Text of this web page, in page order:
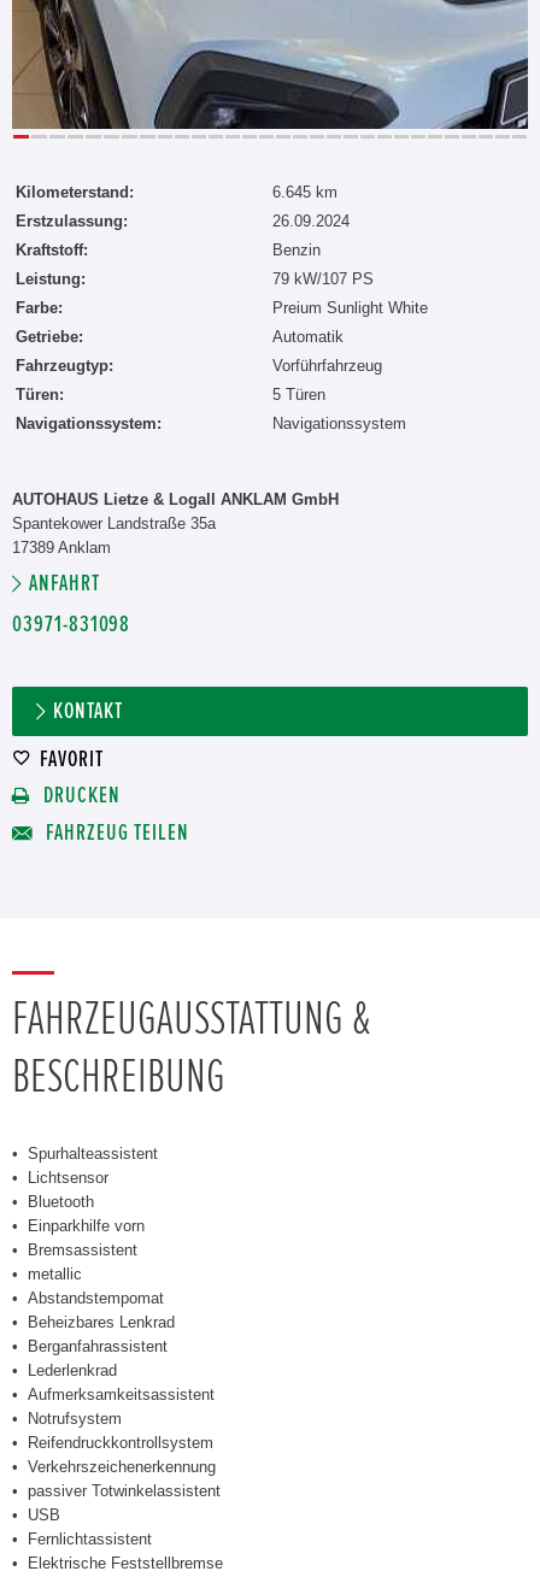
Kilometerstand:
6.645 km
Erstzulassung:
26.09.2024
Kraftstoff:
Benzin
Leistung:
79 kW/107 PS
Farbe:
Preium Sunlight White
Getriebe:
Automatik
Fahrzeugtyp:
Vorführfahrzeug
Türen:
5 Türen
Navigationssystem:
Navigationssystem
AUTOHAUS Lietze & Logall ANKLAM GmbH
Spantekower Landstraße 35a
17389 Anklam
ANFAHRT
03971-831098
KONTAKT
FAVORIT
DRUCKEN
FAHRZEUG TEILEN
FAHRZEUGAUSSTATTUNG &
BESCHREIBUNG
Spurhalteassistent
Lichtsensor
Bluetooth
Einparkhilfe vorn
Bremsassistent
metallic
Abstandstempomat
Beheizbares Lenkrad
Berganfahrassistent
Lederlenkrad
Aufmerksamkeitsassistent
Notrufsystem
Reifendruckkontrollsystem
Verkehrszeichenerkennung
passiver Totwinkelassistent
USB
Fernlichtassistent
Elektrische Feststellbremse